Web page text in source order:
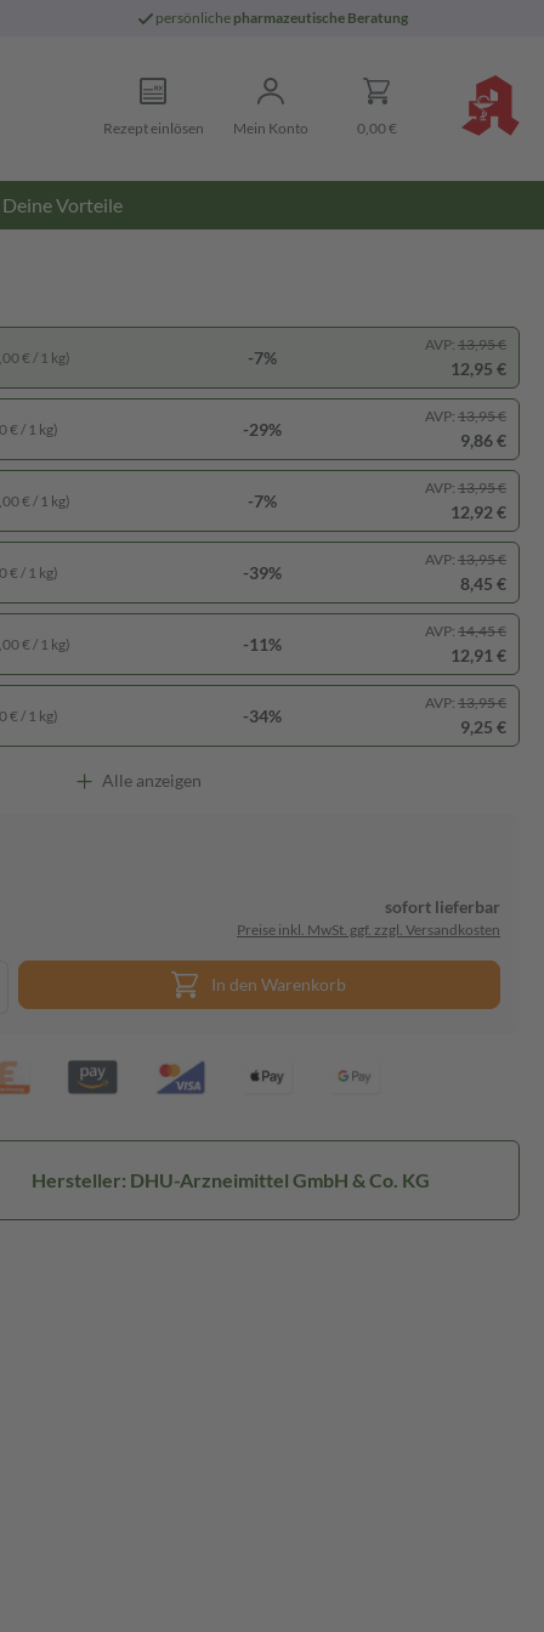
persönliche pharmazeutische Beratung
Rezept einlösen Mein Konto 0,00 €
Deine Vorteile
€ / 1 kg) -29%
AVP: 13,95 €
9,86 €
€ / 1 kg) -7%
AVP: 13,95 €
12,92 €
€ / 1 kg) -39%
AVP: 13,95 €
8,45 €
€ / 1 kg) -11%
AVP: 14,45 €
12,91 €
€ / 1 kg) -34%
AVP: 13,95 €
9,25 €
€ / 1 kg) -7%
AVP: 13,95 €
12,95 €
Alle anzeigen
sofort lieferbar
Preise inkl. MwSt. ggf. zzgl. Versandkosten
In den Warenkorb
Hersteller: DHU-Arzneimittel GmbH & Co. KG